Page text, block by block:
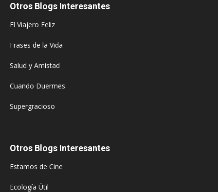
Otros Blogs Interesantes
El Viajero Feliz
Frases de la Vida
Salud y Amistad
Cuando Duermes
Supergracioso
Otros Blogs Interesantes
Estamos de Cine
Ecología Útil